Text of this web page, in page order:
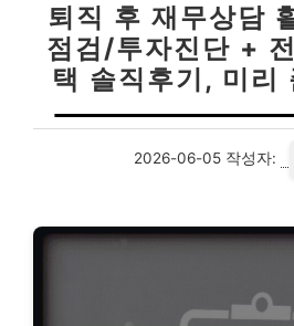
퇴직 후 재무상담
점검/투자진단 +
택 솔직후기, 미리
2026-06-05 작성자: